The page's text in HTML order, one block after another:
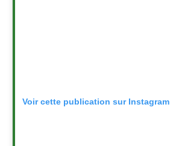
Voir cette publication sur Instagram